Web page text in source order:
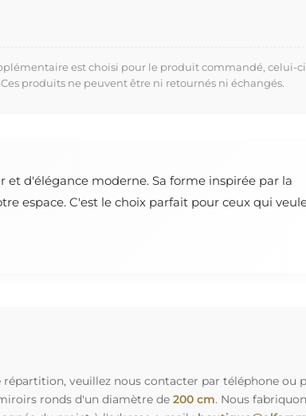
est choisi pour le produit commandé, celui-ci
produits ne peuvent être ni retournés ni échangés.
d'élégance moderne. Sa forme inspirée par la
espace. C'est le choix parfait pour ceux qui
veuillez nous contacter par téléphone ou
ronds d'un diamètre de 200 cm. Nous